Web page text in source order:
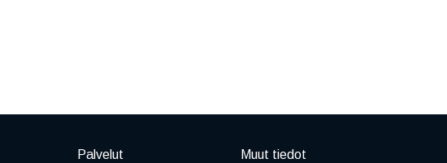
Palvelut Muut tiedot